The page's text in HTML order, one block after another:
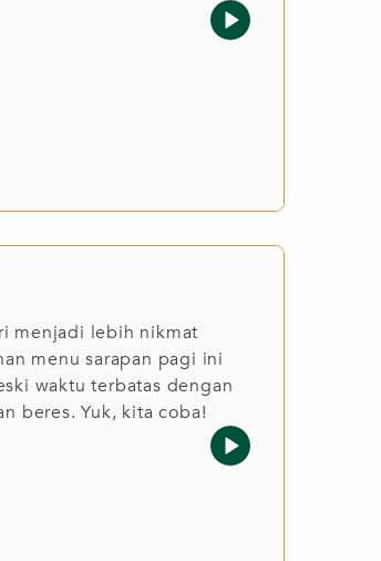
menjadi lebih nikmat
menu sarapan pagi ini
waktu terbatas dengan
beres. Yuk, kita coba!